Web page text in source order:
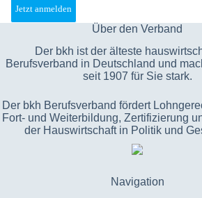
Über den Verband
Der bkh ist der älteste
Berufsverband in Deutschland und
seit 1907 für Sie stark.
Der bkh Berufsverband fördert
Fort- und Weiterbildung, Zertifizierung
der Hauswirtschaft in Politik und
Navigation